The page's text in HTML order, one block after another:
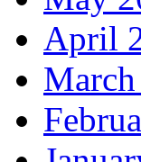
April